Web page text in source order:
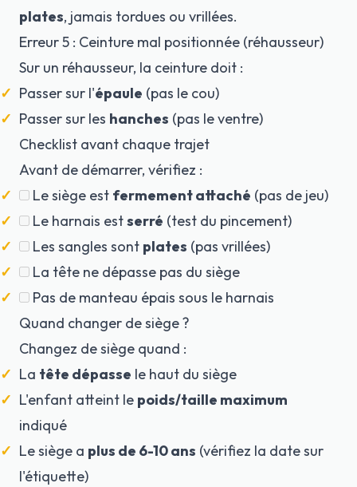
plates, jamais tordues ou vrillées.
Erreur 5 : Ceinture mal positionnée (réhausseur)
Sur un réhausseur, la ceinture doit :
Passer sur l'épaule (pas le cou)
Passer sur les hanches (pas le ventre)
Checklist avant chaque trajet
Avant de démarrer, vérifiez :
Le siège est fermement attaché (pas de jeu)
Le harnais estserré (test du pincement)
Les sangles sont plates (pas vrillées)
La tête ne dépasse pas du siège
Pas de manteau épais sous le harnais
Quand changer de siège ?
Changez de siège quand :
La tête dépasse le haut du siège
L'enfant atteint le poids/taille maximum
indiqué
Le siège a plus de 6-10 ans (vérifiez la date sur
l'étiquette)